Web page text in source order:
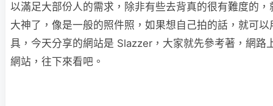
以滿足大部份人的需求，除非有些去背真的很有難度的，
大神了，像是一般的照件照，如果想自己拍的話，就可
具，今天分享的網站是 Slazzer，大家就先參考著，網路
網站，往下來看吧。